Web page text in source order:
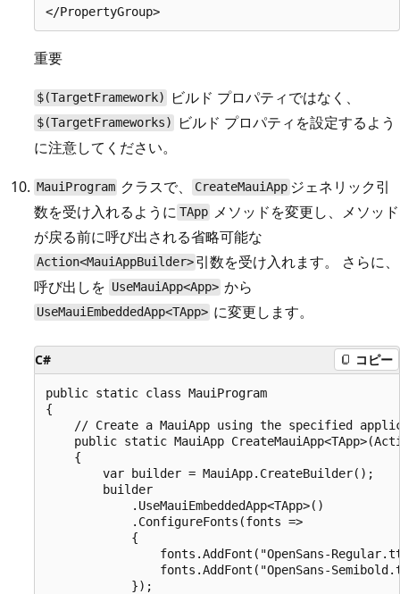
重要
$(TargetFramework) ビルド プロパティではなく、
$(TargetFrameworks)
ビルド プロパティを設定するよう
に注意してください。
MauiProgram クラスで、 CreateMauiApp ジェネリック引
数を受け入れるように TApp メソッドを変更し、メソッド
が戻る前に呼び出される省略可能な
Action<MauiAppBuilder> 引数を受け入れます。 さらに、
呼び出しを UseMauiApp<App> から
UseMauiEmbeddedApp<TApp> に変更します。
C# コピー
public static class MauiProgram
{
// Create a MauiApp using the specified
public static MauiApp
    {
        var builder = MauiApp.CreateBuilder();
        builder
            .UseMauiEmbeddedApp<TApp>()
            .ConfigureFonts(fonts =>
            {
fonts.AddFont("OpenSans-
fonts.AddFont("OpenSans-
            });